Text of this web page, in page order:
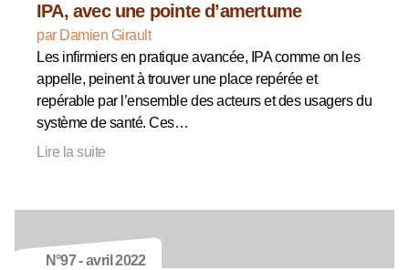
IPA, avec une pointe d’amertume
par Damien Girault
Les infirmiers en pratique avancée, IPA comme on les
appelle, peinent à trouver une place repérée et
repérable par l’ensemble des acteurs et des usagers du
système de santé. Ces…
Lire la suite
N°97 - avril 2022